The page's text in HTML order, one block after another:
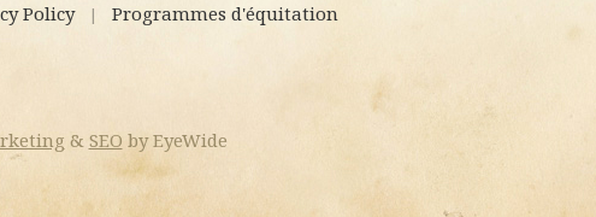
Policy | Programmes d'équitation
& SEO by EyeWide